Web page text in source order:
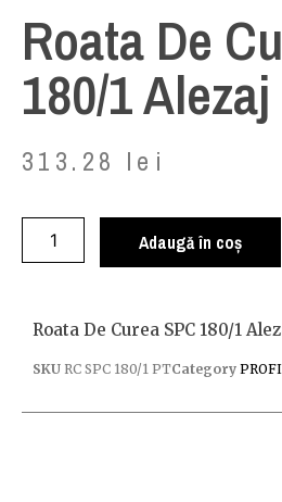
Roata De
180/1
313.28 lei
Adaugă în coș
Roata De Curea SPC 180/1
SKU RC SPC 180/1 PTCategory